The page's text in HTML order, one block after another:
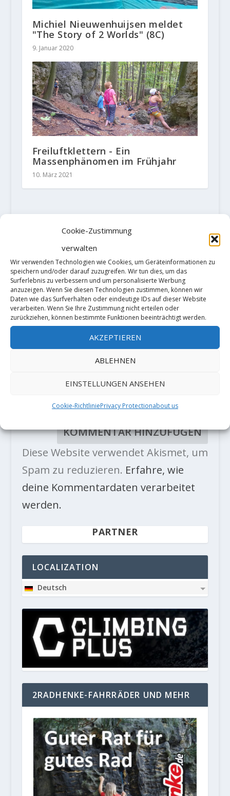
Cookie-Zustimmung
verwalten
Wir verwenden Technologien wie Cookies, um Geräteinformationen zu
speichern und/oder darauf zuzugreifen. Wir tun dies, um das
Surferlebnis zu verbessern und um personalisierte Werbung
anzuzeigen. Wenn Sie diesen Technologien zustimmen, können wir
Daten wie das Surfverhalten oder eindeutige IDs auf dieser Website
verarbeiten. Wenn Sie Ihre Zustimmung nicht erteilen oder
zurückziehen, können bestimmte Funktionen beeinträchtigt werden.
AKZEPTIEREN
ABLEHNEN
EINSTELLUNGEN ANSEHEN
Cookie-RichtliniePrivacy Protectionabout us
Michiel Nieuwenhuijsen meldet
"The Story of 2 Worlds" (8C)
9. Januar 2020
Freiluftklettern - Ein
Massenphänomen im Frühjahr
10. März 2021
HINTERLASSE EINE ANTWORT
veröffentlicht.Erforderliche Felder
sind mit*markiert
Diese Website verwendet Akismet, um
Spam zu reduzieren. Erfahre, wie
deine Kommentardaten verarbeitet
werden.
PARTNER
LOCALIZATION
Deutsch
2RADHENKE-FAHRRÄDER UND MEHR